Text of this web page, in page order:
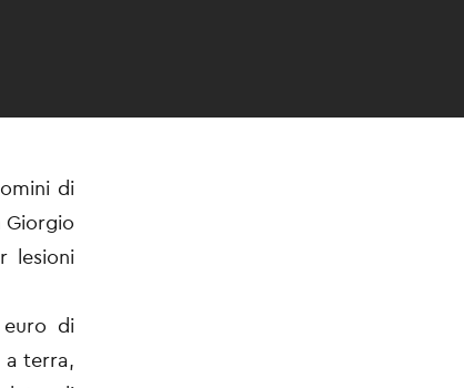
di
Giorgio
lesioni
euro di
a terra,